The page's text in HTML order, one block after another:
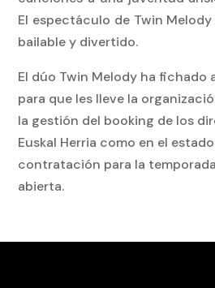
El espectáculo de Twin
bailable y divertido.
El dúo Twin Melody ha fichado
para que les lleve la
la gestión del booking de los
Euskal Herria como en el
contratación para la
abierta.